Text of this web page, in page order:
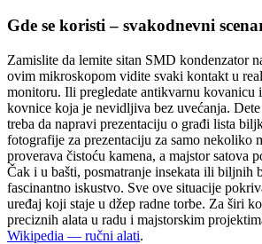
Gde se koristi – svakodnevni
Zamislite da lemite sitan SMD kondenzator
ovim mikroskopom vidite svaki kontakt u
monitoru. Ili pregledate antikvarnu kovanicu
kovnice koja je nevidljiva bez uvećanja.
treba da napravi prezentaciju o građi lista
fotografije za prezentaciju za samo nekoliko
proverava čistoću kamena, a majstor satova
Čak i u bašti, posmatranje insekata ili biljnih
fascinantno iskustvo. Sve ove situacije
uređaj koji staje u džep radne torbe. Za širi
preciznih alata u radu i majstorskim
Wikipedia — ručni alati.